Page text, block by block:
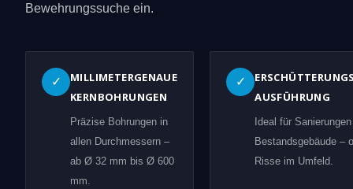
Bewehrungssuche ein.
✓
MILLIMETERGENAUE
KERNBOHRUNGEN
Präzise Bohrungen in
allen Durchmessern –
ab Ø 32 mm bis Ø 600
mm.
✓
AUSFÜHRUNG
Ideal für
Bestandsgebäude –
Risse im Umfeld.